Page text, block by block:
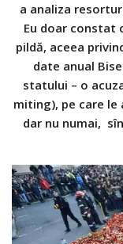
a analiza
Eu doar constat
pildă, aceea
date anual
statului – o
miting), pe care le
dar nu numai,